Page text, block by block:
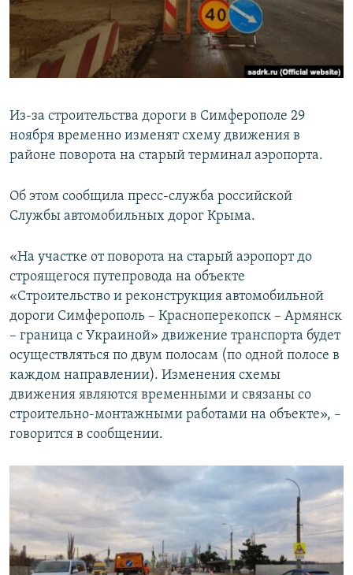
КРЫМ.НЕПОКОРЕННЫЙ
ELIFBE
ПРИСОЕДИНЯЙТЕСЬ!
Все сайты RFE/RL
Из-за строительства дороги в Симферополе 29
ноября временно изменят схему движения в
районе поворота на старый терминал аэропорта.
Об этом сообщила пресс-служба российской
Службы автомобильных дорог Крыма.
«На участке от поворота на старый аэропорт до
строящегося путепровода на объекте
«Строительство и реконструкция автомобильной
дороги Симферополь – Красноперекопск – Армянск
– граница с Украиной» движение транспорта будет
осуществляться по двум полосам (по одной полосе в
каждом направлении). Изменения схемы
движения являются временными и связаны со
строительно-монтажными работами на объекте», –
говорится в сообщении.